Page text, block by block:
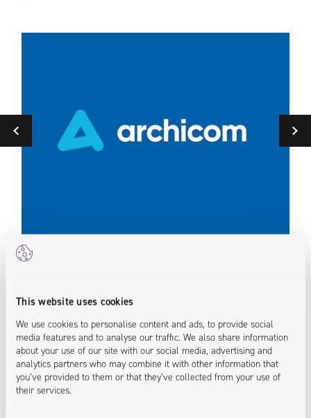
This website uses cookies
We use cookies to personalise content and ads, to provide social
media features and to analyse our traffic. We also share information
about your use of our site with our social media, advertising and
analytics partners who may combine it with other information that
you’ve provided to them or that they’ve collected from your use of
their services.
Previous
Portal Self-Service dla najwyższego standardu
<process.simplified>
<support.optimized>
<systems.integrated>